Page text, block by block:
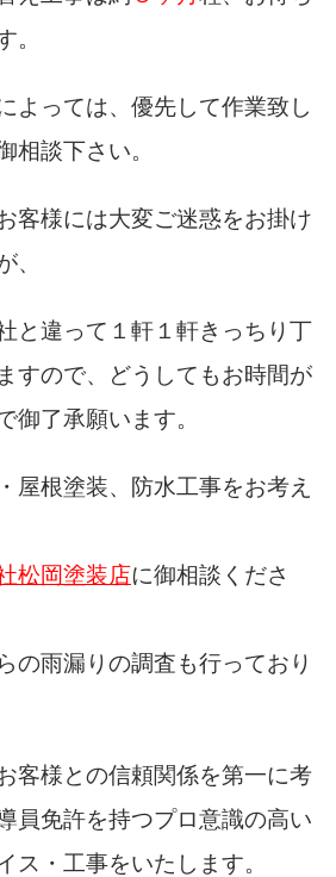
。
よっては、優先して作業致し
相談下さい。
客様には大変ご迷惑をお掛け
、
と違って１軒１軒きっちり丁
すので、どうしてもお時間が
御了承願います。
屋根塗装、防水工事をお考え
松岡塗装店に御相談くださ
の雨漏りの調査も行っており
客様との信頼関係を第一に考
員免許を持つプロ意識の高い
ス・工事をいたします。